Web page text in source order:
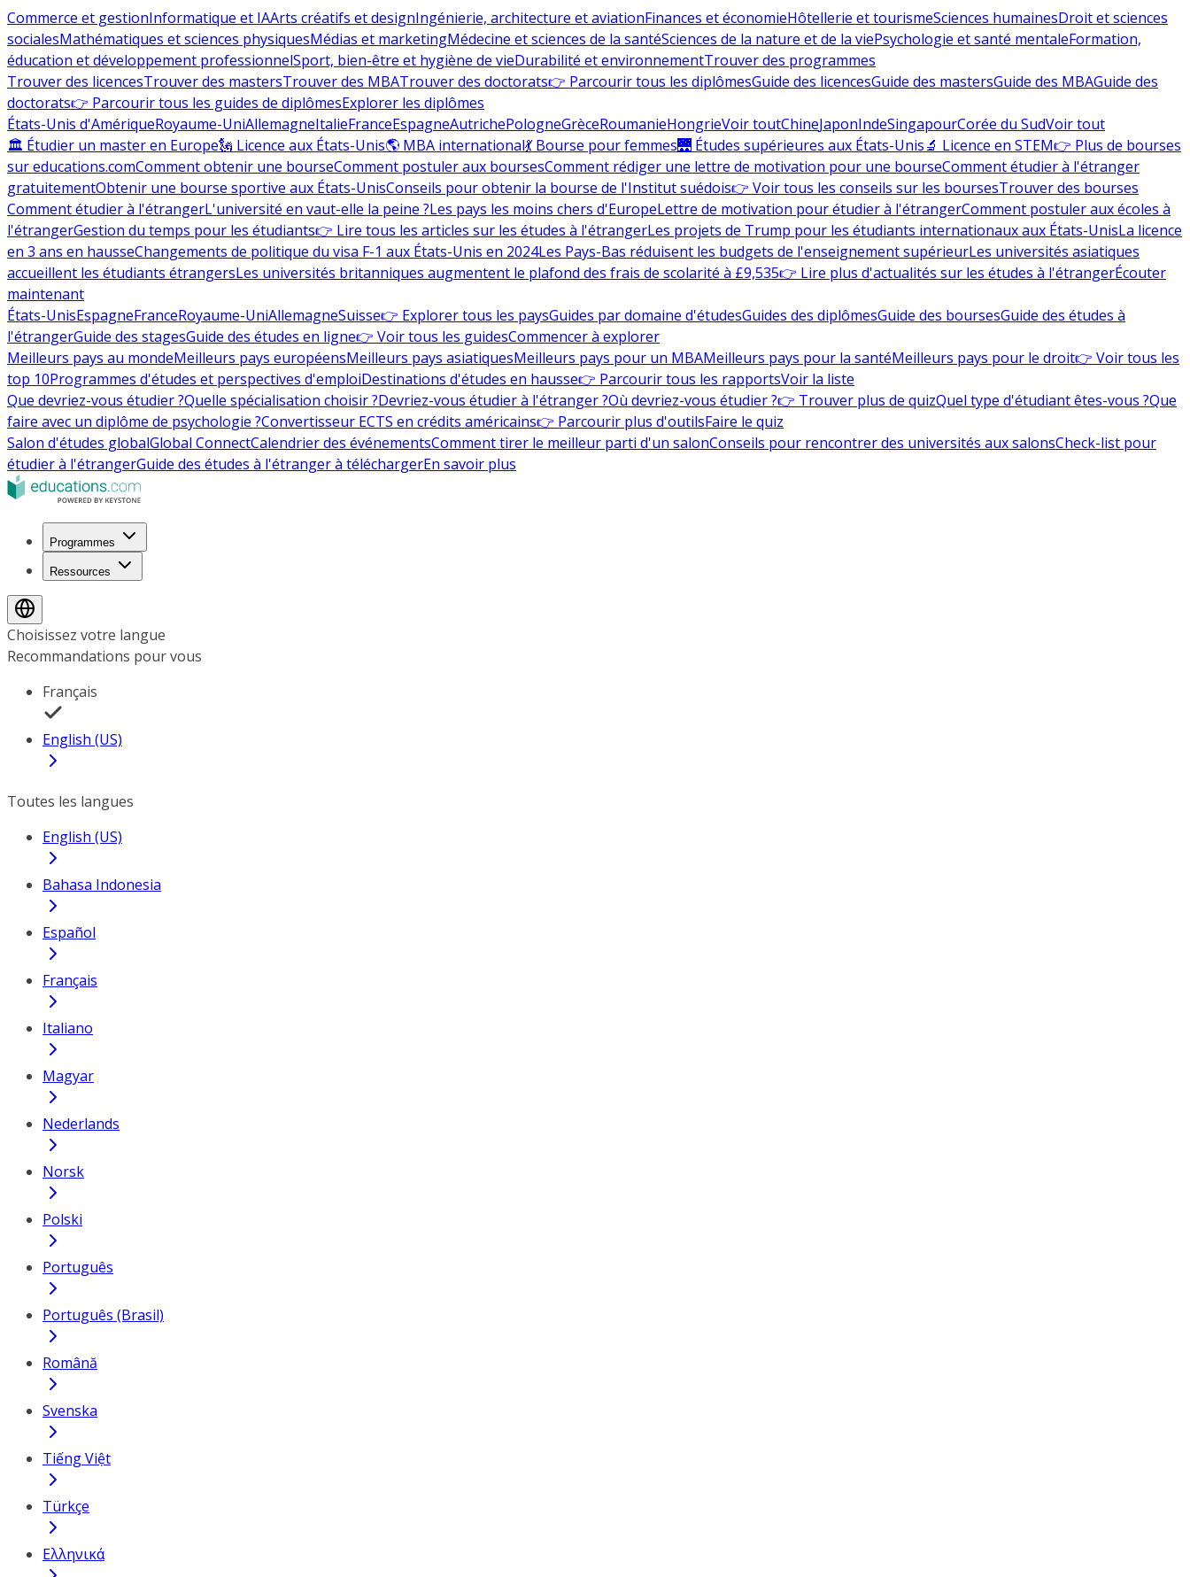
Commerce et gestionInformatique et IAArts créatifs et designIngénierie, architecture et aviationFinances et économieHôtellerie et tourismeSciences humainesDroit et sciences
socialesMathématiques et sciences physiquesMédias et marketingMédecine et sciences de la santéSciences de la nature et de la viePsychologie et santé mentaleFormation,
éducation et développement professionnelSport, bien-être et hygiène de vieDurabilité et environnementTrouver des programmes
Trouver des licencesTrouver des mastersTrouver des MBATrouver des doctorats👉 Parcourir tous les diplômesGuide des licencesGuide des mastersGuide des MBAGuide des
doctorats👉 Parcourir tous les guides de diplômesExplorer les diplômes
États-Unis d'AmériqueRoyaume-UniAllemagneItalieFranceEspagneAutrichePologneGrèceRoumanieHongrieVoir toutChineJaponIndeSingapourCorée du SudVoir tout
🏛 Étudier un master en Europe🗽 Licence aux États-Unis🌎 MBA international💃 Bourse pour femmes🌉 Études supérieures aux États-Unis🔬 Licence en STEM👉 Plus de bourses
sur educations.comComment obtenir une bourseComment postuler aux boursesComment rédiger une lettre de motivation pour une bourseComment étudier à l'étranger
gratuitementObtenir une bourse sportive aux États-UnisConseils pour obtenir la bourse de l'Institut suédois👉 Voir tous les conseils sur les boursesTrouver des bourses
Comment étudier à l'étrangerL'université en vaut-elle la peine ?Les pays les moins chers d'EuropeLettre de motivation pour étudier à l'étrangerComment postuler aux écoles à
l'étrangerGestion du temps pour les étudiants👉 Lire tous les articles sur les études à l'étrangerLes projets de Trump pour les étudiants internationaux aux États-UnisLa licence
en 3 ans en hausseChangements de politique du visa F-1 aux États-Unis en 2024Les Pays-Bas réduisent les budgets de l'enseignement supérieurLes universités asiatiques
accueillent les étudiants étrangersLes universités britanniques augmentent le plafond des frais de scolarité à £9,535👉 Lire plus d'actualités sur les études à l'étrangerÉcouter
maintenant
États-UnisEspagneFranceRoyaume-UniAllemagneSuisse👉 Explorer tous les paysGuides par domaine d'étudesGuides des diplômesGuide des boursesGuide des études à
l'étrangerGuide des stagesGuide des études en ligne👉 Voir tous les guidesCommencer à explorer
Meilleurs pays au mondeMeilleurs pays européensMeilleurs pays asiatiquesMeilleurs pays pour un MBAMeilleurs pays pour la santéMeilleurs pays pour le droit👉 Voir tous les
top 10Programmes d'études et perspectives d'emploiDestinations d'études en hausse👉 Parcourir tous les rapportsVoir la liste
Que devriez-vous étudier ?Quelle spécialisation choisir ?Devriez-vous étudier à l'étranger ?Où devriez-vous étudier ?👉 Trouver plus de quizQuel type d'étudiant êtes-vous ?Que
faire avec un diplôme de psychologie ?Convertisseur ECTS en crédits américains👉 Parcourir plus d'outilsFaire le quiz
Salon d'études globalGlobal ConnectCalendrier des événementsComment tirer le meilleur parti d'un salonConseils pour rencontrer des universités aux salonsCheck-list pour
étudier à l'étrangerGuide des études à l'étranger à téléchargerEn savoir plus
Programmes
Ressources
Choisissez votre langue
Recommandations pour vous
Français
English (US)
Toutes les langues
English (US)
Bahasa Indonesia
Español
Français
Italiano
Magyar
Nederlands
Norsk
Polski
Português
Português (Brasil)
Română
Svenska
Tiếng Việt
Türkçe
Ελληνικά